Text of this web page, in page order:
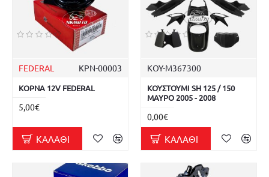
FEDERAL ΚΡΝ-00003
ΚΟΡΝΑ 12V FEDERAL
5,00€
ΚΑΛΆΘΙ
ΚΟΥ-Μ367300
ΚΟΥΣΤΟΥΜΙ SH 125 / 150
ΜΑΥΡΟ 2005 - 2008
0,00€
ΚΑΛΆΘΙ